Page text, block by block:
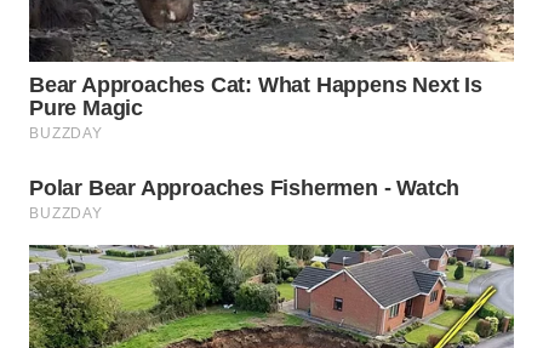
LAWAS
WN
SUMEDANG
CIANJUR
WN
KEPULAUAN
SERIBU